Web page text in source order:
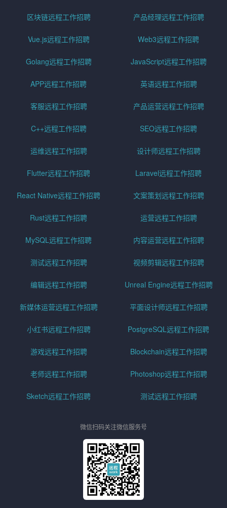
区块链远程工作招聘 产品经理远程工作招聘
Vue.js远程工作招聘 Web3远程工作招聘
Golang远程工作招聘 JavaScript远程工作招聘
APP远程工作招聘 英语远程工作招聘
客服远程工作招聘 产品运营远程工作招聘
C++远程工作招聘 SEO远程工作招聘
运维远程工作招聘 设计师远程工作招聘
Flutter远程工作招聘 Laravel远程工作招聘
React Native远程工作招聘 文案策划远程工作招聘
Rust远程工作招聘 运营远程工作招聘
MySQL远程工作招聘 内容运营远程工作招聘
测试远程工作招聘 视频剪辑远程工作招聘
编辑远程工作招聘 Unreal Engine远程工作招聘
新媒体运营远程工作招聘 平面设计师远程工作招聘
小红书远程工作招聘 PostgreSQL远程工作招聘
游戏远程工作招聘 Blockchain远程工作招聘
老师远程工作招聘 Photoshop远程工作招聘
Sketch远程工作招聘 测试远程工作招聘
微信扫码关注微信服务号